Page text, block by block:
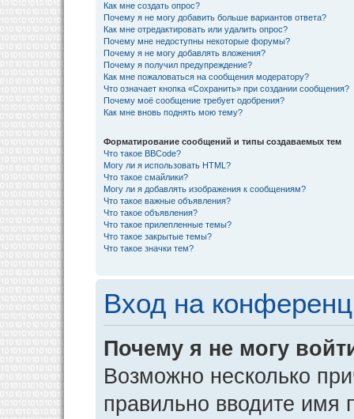
Как мне создать опрос?
Почему я не могу добавить больше вариантов ответа?
Как мне отредактировать или удалить опрос?
Почему мне недоступны некоторые форумы?
Почему я не могу добавлять вложения?
Почему я получил предупреждение?
Как мне пожаловаться на сообщения модератору?
Что означает кнопка «Сохранить» при создании сообщения?
Почему моё сообщение требует одобрения?
Как мне вновь поднять мою тему?
Форматирование сообщений и типы создаваемых тем
Что такое BBCode?
Могу ли я использовать HTML?
Что такое смайлики?
Могу ли я добавлять изображения к сообщениям?
Что такое важные объявления?
Что такое объявления?
Что такое прилепленные темы?
Что такое закрытые темы?
Что такое значки тем?
Вход на
Почему я не могу
Возможно несколько
правильно вводите имя